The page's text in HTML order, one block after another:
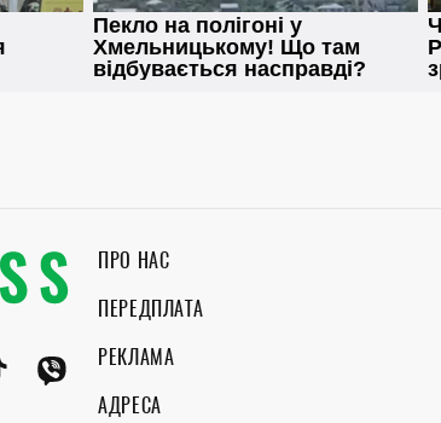
ПРО НАС
ПЕРЕДПЛАТА
РЕКЛАМА
АДРЕСА